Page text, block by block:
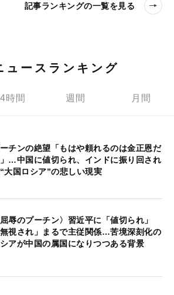
記事ランキングの一覧を見る
ュースランキング
時間 週間 月間
チンの絶望「もはや頼れるのは金正恩だ
…中国に値切られ、インドに振り回され
大国ロシア”の悲しい現実
屈辱のプーチン〉習近平に「値切られ」
無視され」まるで主従関係…苦境深刻化の
アが中国の属国になりつつある背景